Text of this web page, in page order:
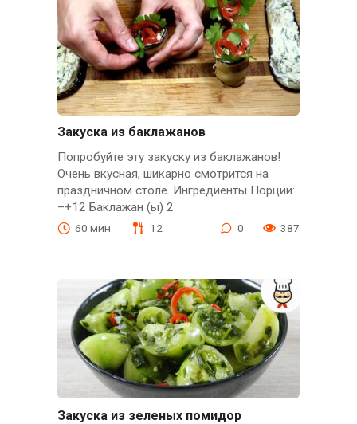
Закуска из баклажанов
Попробуйте эту закуску из баклажанов!
Очень вкусная, шикарно смотрится на
праздничном столе. Ингредиенты Порции:
–+12 Баклажан (ы) 2
60 мин. 12 0 387
Закуска из зеленых помидор